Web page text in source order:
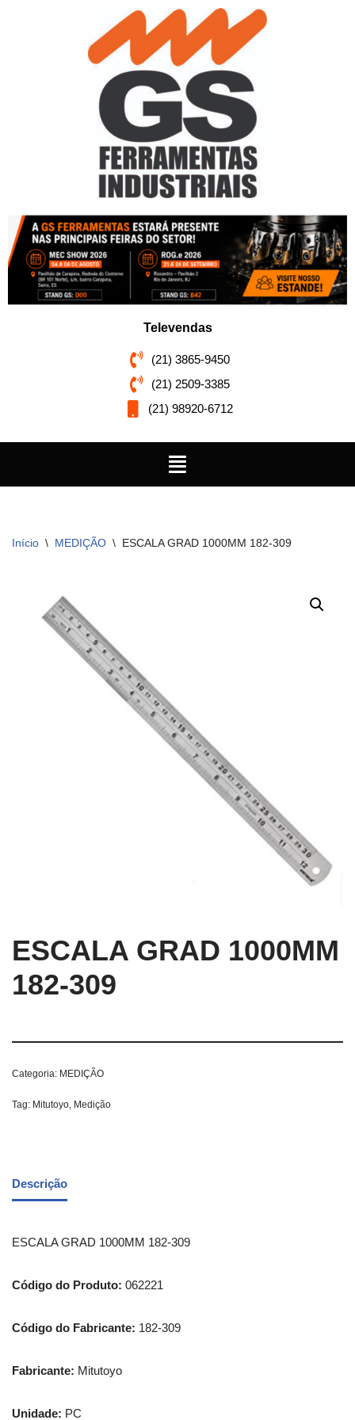
Televendas
(21) 3865-9450
(21) 2509-3385
(21) 98920-6712
Início \ MEDIÇÃO \ ESCALA GRAD 1000MM 182-309
ESCALA GRAD 1000MM
182-309
Categoria: MEDIÇÃO
Tag: Mitutoyo, Medição
Descrição
ESCALA GRAD 1000MM 182-309
Código do Produto: 062221
Código do Fabricante: 182-309
Fabricante: Mitutoyo
Unidade: PC